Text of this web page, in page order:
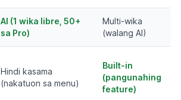
AI (1 wika libre, 50+
sa Pro)
Multi-wika
(walang AI)
Hindi kasama
(nakatuon sa menu)
Built-in
(pangunahing
feature)